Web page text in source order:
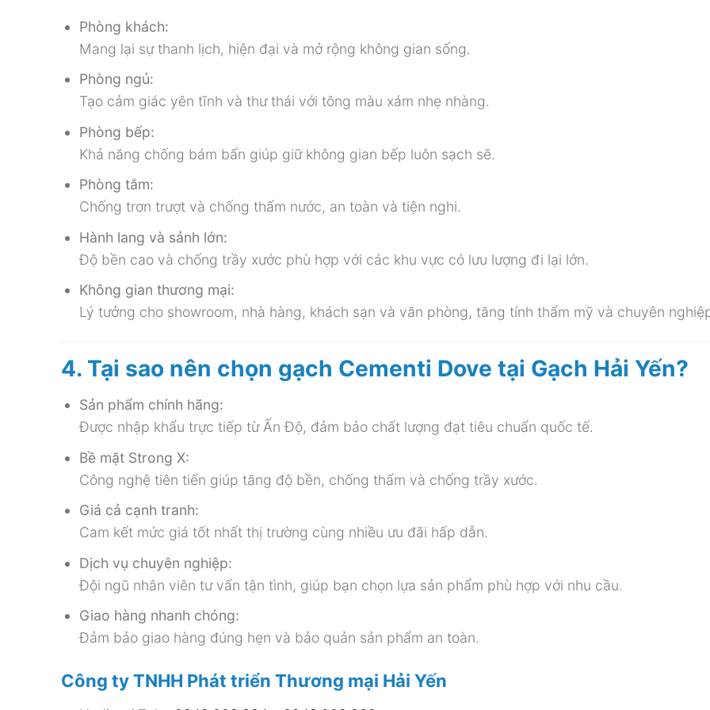
Phòng khách:
Mang lại sự thanh lịch, hiện đại và mở rộng không gian sống.
Phòng ngủ:
Tạo cảm giác yên tĩnh và thư thái với tông màu xám nhẹ nhàng.
Phòng bếp:
Khả năng chống bám bẩn giúp giữ không gian bếp luôn sạch sẽ.
Phòng tắm:
Chống trơn trượt và chống thấm nước, an toàn và tiện nghi.
Hành lang và sảnh lớn:
Độ bền cao và chống trầy xước phù hợp với các khu vực có lưu lượng đi lại lớn.
Không gian thương mại:
Lý tưởng cho showroom, nhà hàng, khách sạn và văn phòng, tăng tính thẩm mỹ và chuyên
4. Tại sao nên chọn gạch Cementi Dove tại Gạch Hải Yến?
Sản phẩm chính hãng:
Được nhập khẩu trực tiếp từ Ấn Độ, đảm bảo chất lượng đạt tiêu chuẩn quốc tế.
Bề mặt Strong X:
Công nghệ tiên tiến giúp tăng độ bền, chống thấm và chống trầy xước.
Giá cả cạnh tranh:
Cam kết mức giá tốt nhất thị trường cùng nhiều ưu đãi hấp dẫn.
Dịch vụ chuyên nghiệp:
Đội ngũ nhân viên tư vấn tận tình, giúp bạn chọn lựa sản phẩm phù hợp với nhu cầu.
Giao hàng nhanh chóng:
Đảm bảo giao hàng đúng hẹn và bảo quản sản phẩm an toàn.
Công ty TNHH Phát triển Thương mại Hải Yến